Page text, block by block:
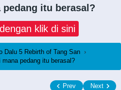
pedang itu berasal?
klik di sini
Dalu 5 Rebirth of Tang San ›
mana pedang itu berasal?
Prev Next